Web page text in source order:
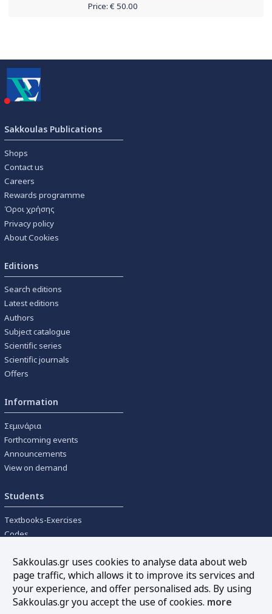
Price: € 50.00
Sakkoulas Publications
Shops
Contact us
Careers
Rewards programme
Όροι χρήσης
Privacy policy
About Cookies
Editions
Search editions
Latest editions
Authors
Subject catalogue
Scientific series
Scientific journals
Offers
Information
Σεμινάρια
Forthcoming events
Announcements
View on demand
Students
Textbooks-Exercises
Codes
Tools
Online interest calculation
Sakkoulas.gr uses cookies to analyse data about web
page traffic, which allows it to improve its services and
your experience, and offer personalised ads. By using
Sakkoulas.gr you accept the use of cookies. more